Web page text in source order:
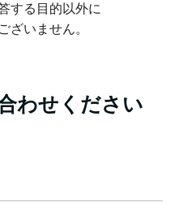
する目的以外に
ざいません。